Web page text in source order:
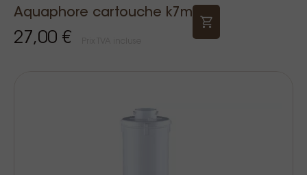
Aquaphore cartouche k7m
27,00 €